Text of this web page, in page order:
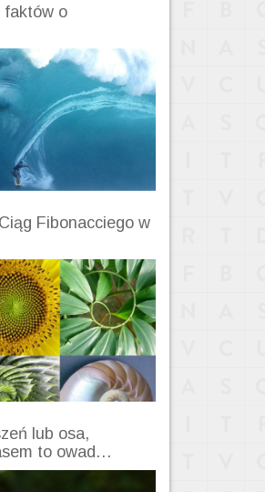
faktów o
Fibonacciego w
lub osa,
to owad…